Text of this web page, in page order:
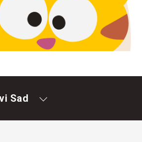
Sad